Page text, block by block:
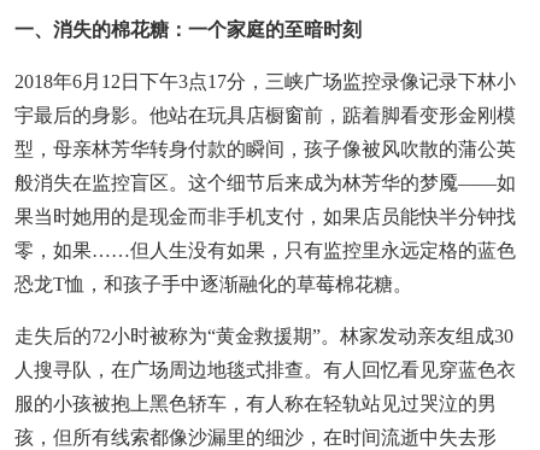
一、消失的棉花糖：一个家庭的至暗时刻
2018年6月12日下午3点17分，三峡广场监控录像记录下林小
宇最后的身影。他站在玩具店橱窗前，踮着脚看变形金刚模
型，母亲林芳华转身付款的瞬间，孩子像被风吹散的蒲公英
般消失在监控盲区。这个细节后来成为林芳华的梦魇——如
果当时她用的是现金而非手机支付，如果店员能快半分钟找
零，如果……但人生没有如果，只有监控里永远定格的蓝色
恐龙T恤，和孩子手中逐渐融化的草莓棉花糖。
走失后的72小时被称为“黄金救援期”。林家发动亲友组成30
人搜寻队，在广场周边地毯式排查。有人回忆看见穿蓝色衣
服的小孩被抱上黑色轿车，有人称在轻轨站见过哭泣的男
孩，但所有线索都像沙漏里的细沙，在时间流逝中失去形